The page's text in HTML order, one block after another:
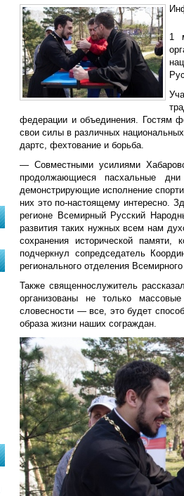
1
федерации и объединения. Гостям
свои силы в различных
дартс, фехтование и борьба.
— Совместными усилиями
продолжающиеся пасхальные
демонстрирующие исполнение
них это по-настоящему интересно.
регионе Всемирный Русский
развития таких нужных всем нам
сохранения исторической
подчеркнул сопредседатель
регионального отделения
Также священнослужитель
организованы не только
словесности — все, это будет
образа жизни наших сограждан.